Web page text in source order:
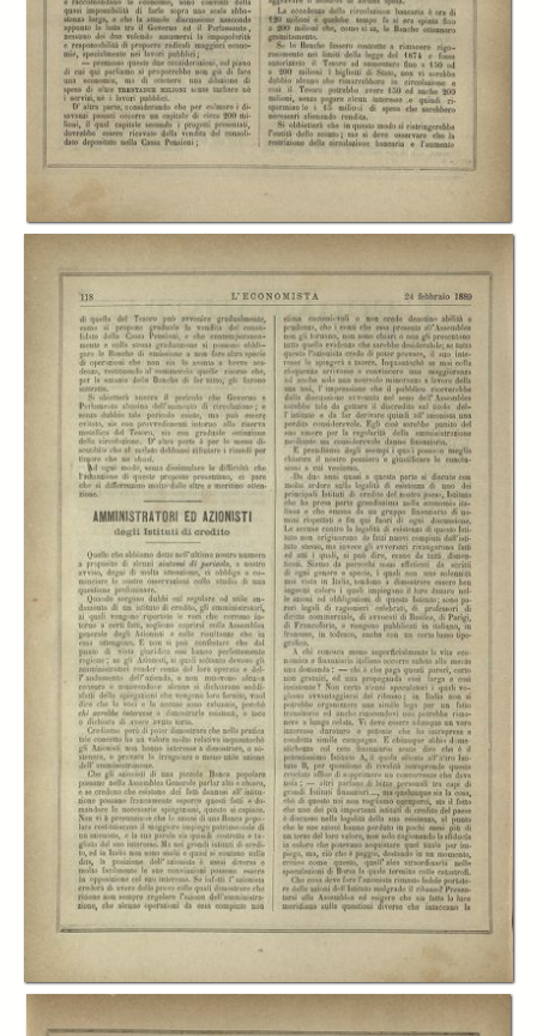
In collections
L'economista
L'economista: gazzetta settimanale di scienza economica, finanza,
commercio, banchi, ferrovie e degli interessi privati - A.16 (1889) n.773,
24 febbraio
Creator:
Cesare Billi
Publisher:
Firenze. Tipografia dei Fratelli Bencini
Date: